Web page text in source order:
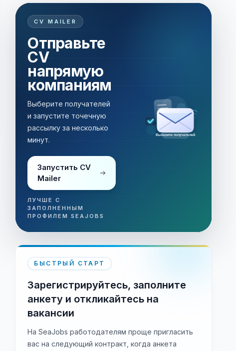
CV MAILER
Отправьте
CV
напрямую
компаниям
Выберите получателей
и запустите точечную
рассылку за несколько
минут.
Запустить CV
Mailer
ЛУЧШЕ С
ЗАПОЛНЕННЫМ
ПРОФИЛЕМ SEAJOBS
Выберите получателей
БЫСТРЫЙ СТАРТ
Зарегистрируйтесь, заполните
анкету и откликайтесь на
вакансии
На SeaJobs работодателям проще пригласить
вас на следующий контракт, когда анкета